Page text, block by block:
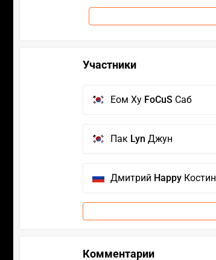
Участники
Еом Ху FoCuS Саб
Пак Lyn Джун
Дмитрий Happy Костин
Комментарии